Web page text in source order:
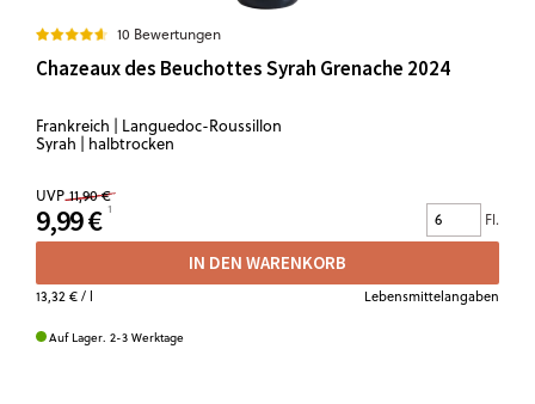
10 Bewertungen
Chazeaux des Beuchottes Syrah Grenache 2024
Frankreich | Languedoc-Roussillon
Syrah | halbtrocken
UVP 11,90 €
9,99 € Fl.
IN DEN WARENKORB
13,32 €/ l Lebensmittelangaben
Auf Lager. 2-3 Werktage